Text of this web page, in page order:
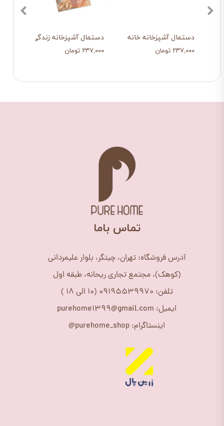
دستمال آشپزخانه زندگی صورتی
۲۳۷,۰۰۰ تومان
دستمال آشپزخانه خانه امن من
۲۳۷,۰۰۰ تومان
​تماس باما
آدرس فروشگاه: تهران، چیتگر، بلوار علیمردانی
(کوهک)، مجتمع تجاری ریحانه، طبقه اول
تلفن: 09195539970 (10 الی 18 )
ایمیل: purehome1399@gmail.com
اینستاگرام: purehome_shop@